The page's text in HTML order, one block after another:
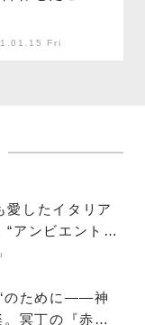
Fri
愛したイタリア
アンビエントの
と、「動き」に
のために――神
冥丁の『赤城